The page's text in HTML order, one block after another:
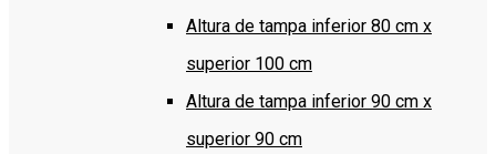
Altura de tampa inferior 80 cm x
superior 100 cm
Altura de tampa inferior 90 cm x
superior 90 cm